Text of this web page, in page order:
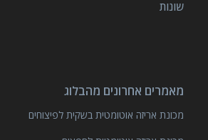
שונות
מאמרים אחרונים מהבלוג
מכונת אריזה אוטומטית בשקית לפיצוחים